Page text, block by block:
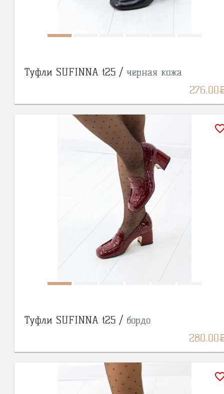
Туфли SUFINNA t25 / черная кожа
276.00
Туфли SUFINNA t25 / бордо
280.00